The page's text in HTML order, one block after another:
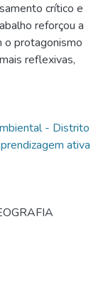
crítico e
reforçou a
o protagonismo
reflexivas,
- Distrito
ativa